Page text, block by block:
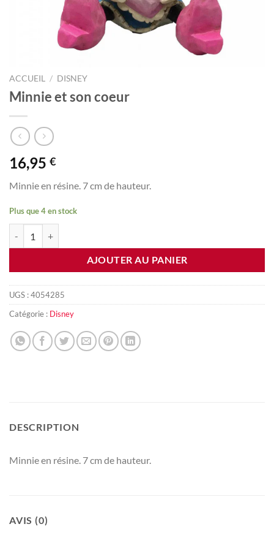
ACCUEIL / DISNEY
Minnie et son coeur
16,95 €
Minnie en résine. 7 cm de hauteur.
Plus que 4 en stock
AJOUTER AU PANIER
UGS :4054285
Catégorie : Disney
DESCRIPTION
Minnie en résine. 7 cm de hauteur.
AVIS (0)